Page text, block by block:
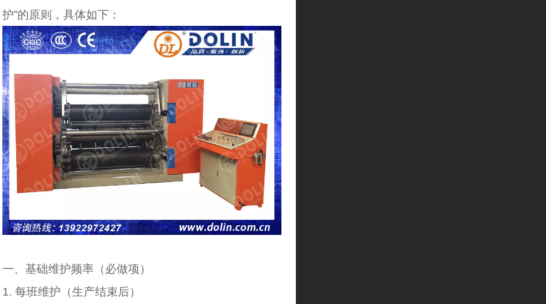
护”的原则，具体如下：
一、基础维护频率（必做项）
1. 每班维护（生产结束后）